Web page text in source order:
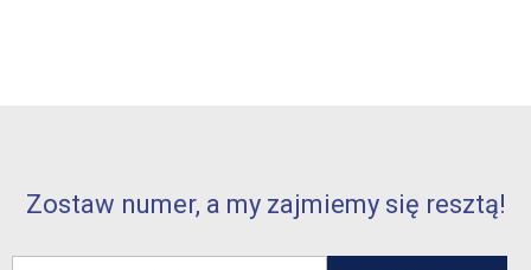
Zostaw numer, a my zajmiemy się resztą!